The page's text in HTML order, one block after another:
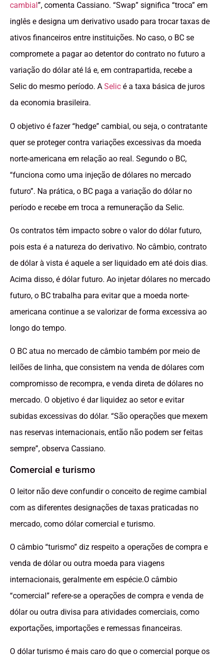
cambial”, comenta Cassiano. “Swap” significa “troca” em
inglês e designa um derivativo usado para trocar taxas de
ativos financeiros entre instituições. No caso, o BC se
compromete a pagar ao detentor do contrato no futuro a
variação do dólar até lá e, em contrapartida, recebe a
Selic do mesmo período. A Selic é a taxa básica de juros
da economia brasileira.
O objetivo é fazer “hedge” cambial, ou seja, o contratante
quer se proteger contra variações excessivas da moeda
norte-americana em relação ao real. Segundo o BC,
“funciona como uma injeção de dólares no mercado
futuro”. Na prática, o BC paga a variação do dólar no
período e recebe em troca a remuneração da Selic.
Os contratos têm impacto sobre o valor do dólar futuro,
pois esta é a natureza do derivativo. No câmbio, contrato
de dólar à vista é aquele a ser liquidado em até dois dias.
Acima disso, é dólar futuro. Ao injetar dólares no mercado
futuro, o BC trabalha para evitar que a moeda norte-
americana continue a se valorizar de forma excessiva ao
longo do tempo.
O BC atua no mercado de câmbio também por meio de
leilões de linha, que consistem na venda de dólares com
compromisso de recompra, e venda direta de dólares no
mercado. O objetivo é dar liquidez ao setor e evitar
subidas excessivas do dólar. “São operações que mexem
nas reservas internacionais, então não podem ser feitas
sempre”, observa Cassiano.
Comercial e turismo
O leitor não deve confundir o conceito de regime cambial
com as diferentes designações de taxas praticadas no
mercado, como dólar comercial e turismo.
O câmbio “turismo” diz respeito a operações de compra e
venda de dólar ou outra moeda para viagens
internacionais, geralmente em espécie.O câmbio
“comercial” refere-se a operações de compra e venda de
dólar ou outra divisa para atividades comerciais, como
exportações, importações e remessas financeiras.
O dólar turismo é mais caro do que o comercial porque os